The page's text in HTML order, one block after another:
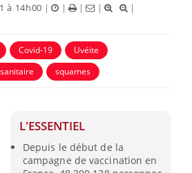
à 14h00 | | | |
|
Covid-19
Uvéite
squames
L'ESSENTIEL
Depuis le début de la
campagne de vaccination en